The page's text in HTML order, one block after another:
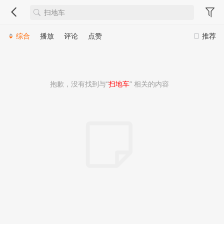
推荐
综合 播放 评论 点赞
抱歉，没有找到与“扫地车” 相关的内容